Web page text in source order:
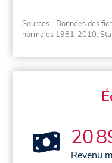
Sources - Données des
normales 1981-2010.
20
Revenu